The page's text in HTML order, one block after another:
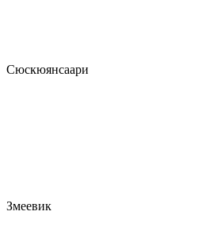
Сюскюянсаари
Змеевик